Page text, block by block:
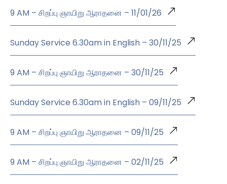
9 AM – சிறப்பு ஞாயிறு ஆராதனை – 11/01/26
Sunday Service 6.30am in English – 30/11/25
9 AM – சிறப்பு ஞாயிறு ஆராதனை – 30/11/25
Sunday Service 6.30am in English – 09/11/25
9 AM – சிறப்பு ஞாயிறு ஆராதனை – 09/11/25
9 AM – சிறப்பு ஞாயிறு ஆராதனை – 02/11/25